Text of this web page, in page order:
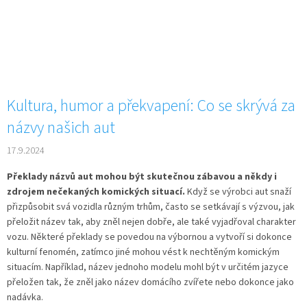
Kultura, humor a překvapení: Co se skrývá za
názvy našich aut
17.9.2024
Překlady názvů aut mohou být skutečnou zábavou a někdy i
zdrojem nečekaných komických situací. Když se výrobci aut snaží
přizpůsobit svá vozidla různým trhům, často se setkávají s výzvou, jak
přeložit název tak, aby zněl nejen dobře, ale také vyjadřoval charakter
vozu. Některé překlady se povedou na výbornou a vytvoří si dokonce
kulturní fenomén, zatímco jiné mohou vést k nechtěným komickým
situacím. Například, název jednoho modelu mohl být v určitém jazyce
přeložen tak, že zněl jako název domácího zvířete nebo dokonce jako
nadávka.